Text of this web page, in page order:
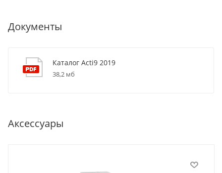
Документы
Каталог Acti9 2019
38,2 мб
Аксессуары